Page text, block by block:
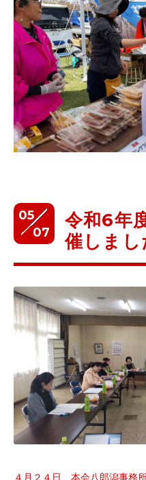
05
07
令和6年
催しまし
４月２４日、本会八郎潟事務